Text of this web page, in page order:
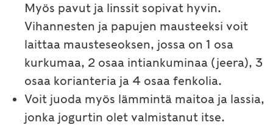
Myös pavut ja linssit sopivat hyvin.
Vihannesten ja papujen mausteeksi voit
laittaa mausteseoksen, jossa on 1 osa
kurkumaa, 2 osaa intiankuminaa (jeera), 3
osaa korianteria ja 4 osaa fenkolia.
Voit juoda myös lämmintä maitoa ja lassia,
jonka jogurtin olet valmistanut itse.